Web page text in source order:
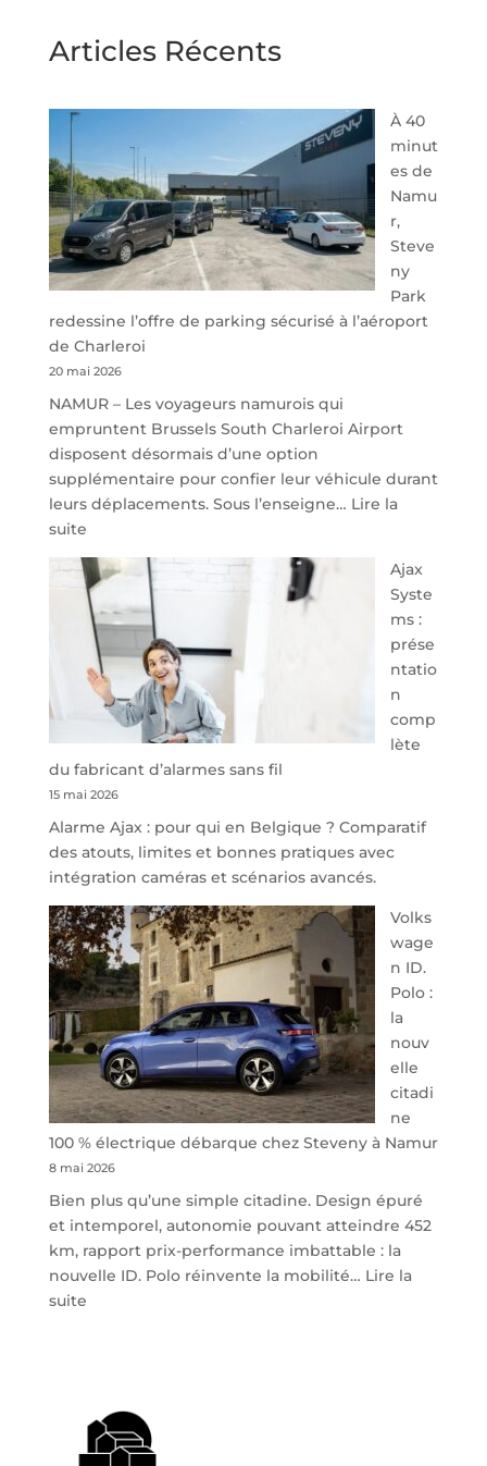
Articles Récents
À 40
minut
es de
Namu
r,
Steve
ny
Park
redessine l’offre de parking sécurisé à l’aéroport
de Charleroi
20 mai 2026
NAMUR – Les voyageurs namurois qui
empruntent Brussels South Charleroi Airport
disposent désormais d’une option
supplémentaire pour confier leur véhicule durant
leurs déplacements. Sous l’enseigne… Lire la
suite:
À
40
minutes
de
Namur,
Steveny
Park
redessine
de
parking
sécurisé
à
l’aéroport
de
Charleroi
Ajax
Syste
ms :
prése
ntatio
n
comp
lète
du fabricant d’alarmes sans fil
15 mai 2026
Alarme Ajax : pour qui en Belgique ? Comparatif
des atouts, limites et bonnes pratiques avec
intégration caméras et scénarios avancés.
Volks
wage
n ID.
Polo :
la
nouv
elle
citadi
ne
100 % électrique débarque chez Steveny à Namur
8 mai 2026
Bien plus qu’une simple citadine. Design épuré
et intemporel, autonomie pouvant atteindre 452
km, rapport prix-performance imbattable : la
nouvelle ID. Polo réinvente la mobilité… Lire la
suite:
la
nouvelle